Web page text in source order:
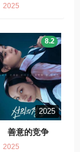
2025
2025
善意的竞争
8.2
2025